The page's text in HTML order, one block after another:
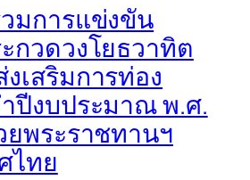
มการแข่งขัน
กวดวงโยธวาทิต
เสริมการท่อง
ำปีงบประมาณ พ.ศ.
ยพระราชทานฯ
ไทย